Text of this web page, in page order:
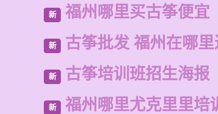
新 福州哪里买古筝便宜
新 古筝批发 福州在哪
新 古筝培训班招生海报
新 福州哪里尤克里里培